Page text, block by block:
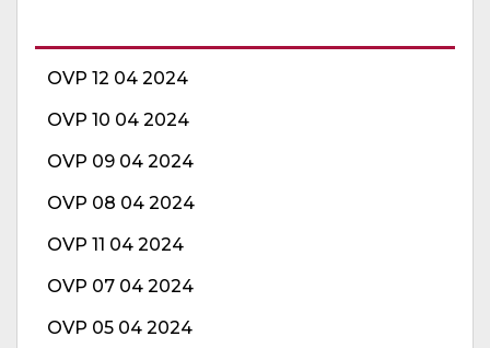
OVP 12 04 2024
OVP 10 04 2024
OVP 09 04 2024
OVP 08 04 2024
OVP 11 04 2024
OVP 07 04 2024
OVP 05 04 2024